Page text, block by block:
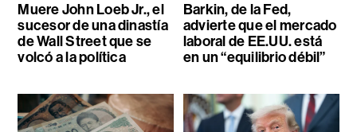
Muere John Loeb Jr., el
sucesor de una dinastía
de Wall Street que se
volcó a la política
Barkin, de la Fed,
advierte que el mercado
laboral de EE.UU. está
en un “equilibrio débil”